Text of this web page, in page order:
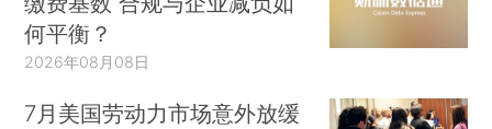
何平衡？
2026年08月08日
7月美国劳动力市场意外放缓